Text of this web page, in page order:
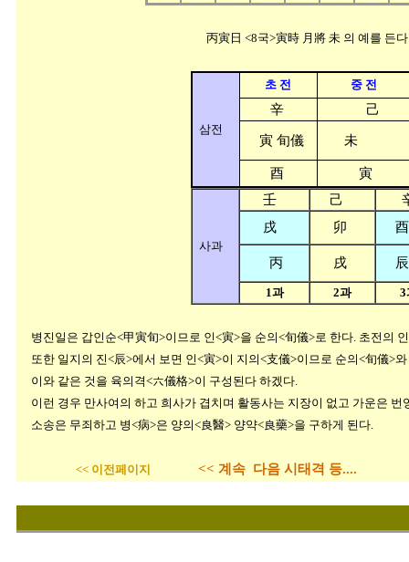
丙寅日 <8국>寅時 月將 未 의 예를 든다
삼전
초 전 중 전
辛 己
寅 旬儀 未
酉 寅
사과
壬 己
戌
卯 酉
丙 戌 辰
1과 2과 3
병진일은 갑인순<甲寅旬>이므로 인<寅>을 순의<旬儀>로 한다. 초전의
또한 일지의 진<辰>에서 보면 인<寅>이 지의<支儀>이므로 순의<旬儀>
이와 같은 것을 육의격<六儀格>이 구성된다 하겠다.
이런 경우 만사여의 하고 희사가 겹치며 활동사는 지장이 없고 가운은 번
소송은 무죄하고 병<病>은 양의<良醫> 양약<良藥>을 구하게 된다.
<< 이전페이지 << 계속 다음 시태격 등....